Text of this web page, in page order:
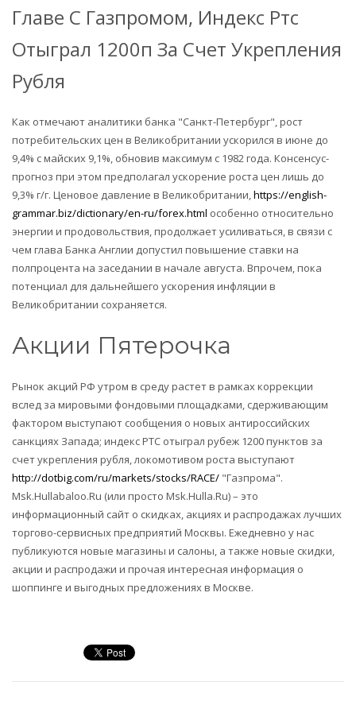
Главе С Газпромом, Индекс Ртс
Отыграл 1200п За Счет Укрепления
Рубля
Как отмечают аналитики банка "Санкт-Петербург", рост
потребительских цен в Великобритании ускорился в июне до
9,4% с майских 9,1%, обновив максимум с 1982 года. Консенсус-
прогноз при этом предполагал ускорение роста цен лишь до
9,3% г/г. Ценовое давление в Великобритании,https://english-
grammar.biz/dictionary/en-ru/forex.html особенно относительно
энергии и продовольствия, продолжает усиливаться, в связи с
чем глава Банка Англии допустил повышение ставки на
полпроцента на заседании в начале августа. Впрочем, пока
потенциал для дальнейшего ускорения инфляции в
Великобритании сохраняется.
Акции Пятерочка
Рынок акций РФ утром в среду растет в рамках коррекции
вслед за мировыми фондовыми площадками, сдерживающим
фактором выступают сообщения о новых антироссийских
санкциях Запада; индекс РТС отыграл рубеж 1200 пунктов за
счет укрепления рубля, локомотивом роста выступают
http://dotbig.com/ru/markets/stocks/RACE/ "Газпрома".
Msk.Hullabaloo.Ru (или просто Msk.Hulla.Ru) – это
информационный сайт о скидках, акциях и распродажах лучших
торгово-сервисных предприятий Москвы. Ежедневно у нас
публикуются новые магазины и салоны, а также новые скидки,
акции и распродажи и прочая интересная информация о
шоппинге и выгодных предложениях в Москве.